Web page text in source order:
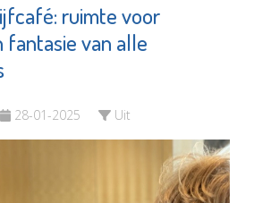
ruimte voor
van alle
28-01-2025 Uit